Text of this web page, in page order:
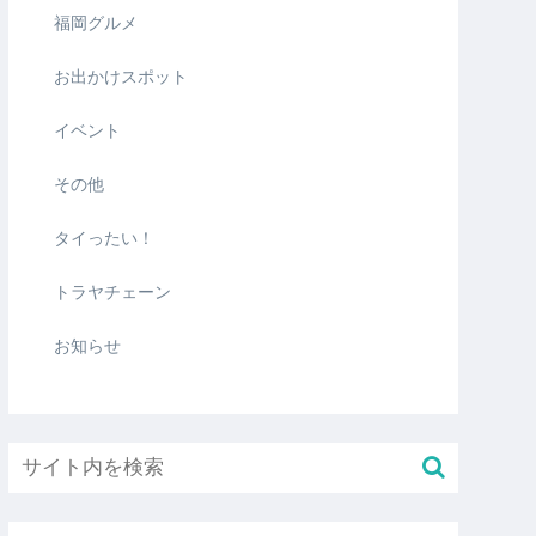
福岡グルメ
お出かけスポット
イベント
その他
タイったい！
トラヤチェーン
お知らせ